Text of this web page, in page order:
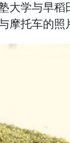
学与早稻
托车的照